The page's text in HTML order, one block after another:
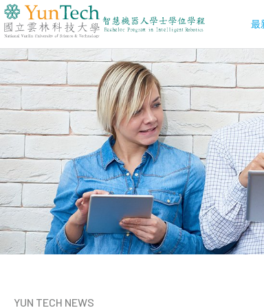
立
林
科
技
大
學
智
慧
機
器
人
學
士
學
位
最
YUN TECH NEWS